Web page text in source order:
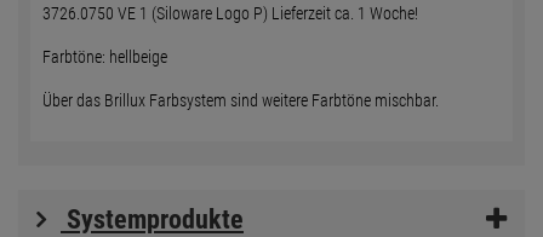
3726.0750 VE 1 (Siloware Logo P) Lieferzeit ca. 1 Woche!
Farbtöne: hellbeige
Über das Brillux Farbsystem sind weitere Farbtöne mischbar.
Systemprodukte